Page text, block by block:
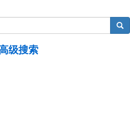
搜索
级搜索